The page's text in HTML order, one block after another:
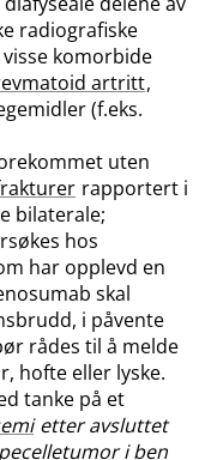
radiografiske
komorbide
artritt,
(f.eks.
uten
rapportert i
bilaterale;
hos
har opplevd en
skal
i påvente
rådes til å melde
hofte eller lyske.
tanke på et
etter avsluttet
i ben